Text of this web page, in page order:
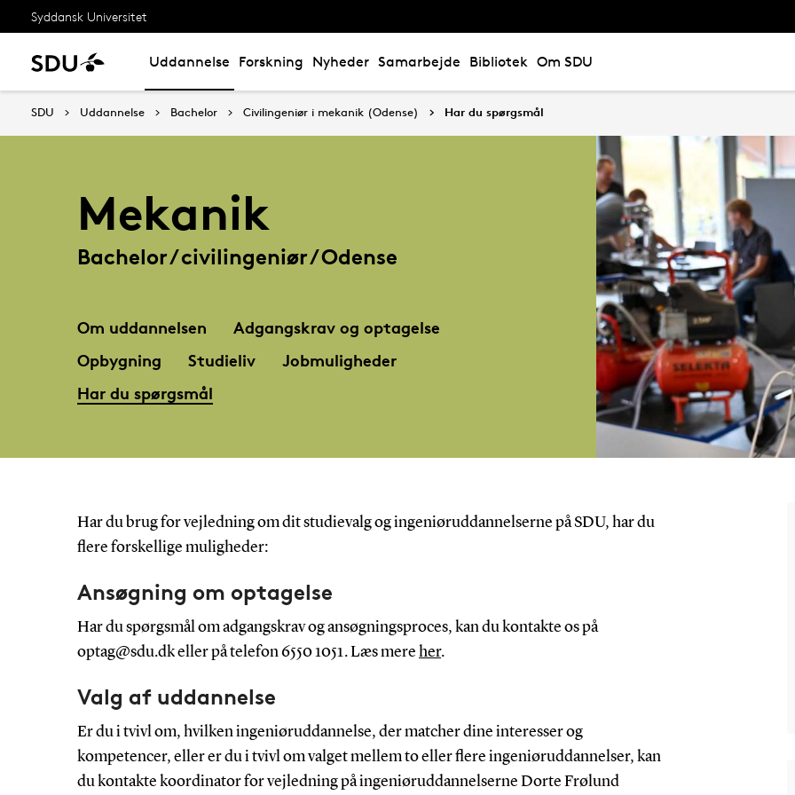
Syddansk Universitet
Uddannelse Forskning Nyheder Samarbejde Bibliotek Om SDU
SDU Uddannelse Bachelor Civilingeniør i mekanik (Odense) Har du spørgsmål
Mekanik
Bachelor / civilingeniør / Odense
Om uddannelsen
Adgangskrav og optagelse
Opbygning
Studieliv
Jobmuligheder
Har du spørgsmål
Har du brug for vejledning om dit studievalg og ingeniøruddannelserne på SDU, har du
flere forskellige muligheder:
Ansøgning om optagelse
Har du spørgsmål om adgangskrav og ansøgningsproces, kan du kontakte os på
optag@sdu.dk eller på telefon 6550 1051. Læs mere her.
Valg af uddannelse
Er du i tvivl om, hvilken ingeniøruddannelse, der matcher dine interesser og
kompetencer, eller er du i tvivl om valget mellem to eller flere ingeniøruddannelser, kan
du kontakte koordinator for vejledning på ingeniøruddannelserne Dorte Frølund